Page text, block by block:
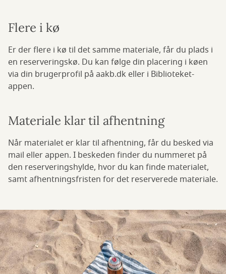
Flere i kø
Er der flere i kø til det samme materiale, får du plads i
en reserveringskø. Du kan følge din placering i køen
via din brugerprofil på aakb.dk eller i Biblioteket-
appen.
Materiale klar til afhentning
Når materialet er klar til afhentning, får du besked via
mail eller appen. I beskeden finder du nummeret på
den reserveringshylde, hvor du kan finde materialet,
samt afhentningsfristen for det reserverede materiale.